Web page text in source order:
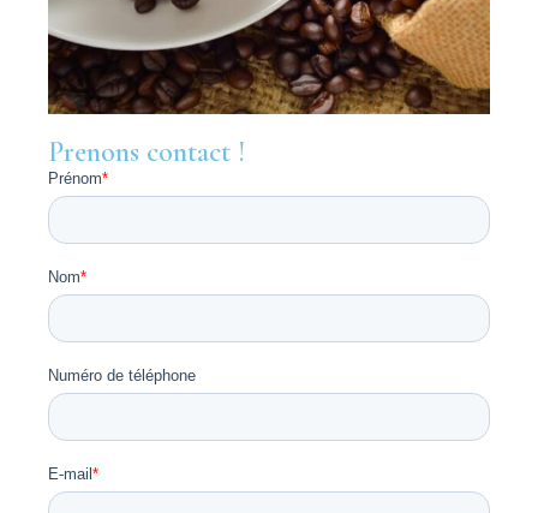
Prenons contact !